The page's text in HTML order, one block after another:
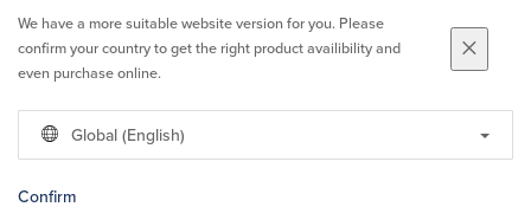
We have a more suitable website version for you. Please
confirm your country to get the right product availibility and
even purchase online.
Global (English)
Confirm